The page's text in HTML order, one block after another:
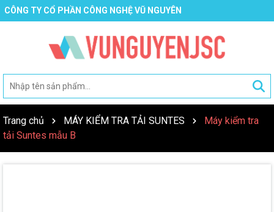
CÔNG TY CỔ PHẦN CÔNG NGHỆ VŨ NGUYÊN
Trang chủ MÁY KIỂM TRA TẢI SUNTES
Máy kiểm tra
tải Suntes mẫu B